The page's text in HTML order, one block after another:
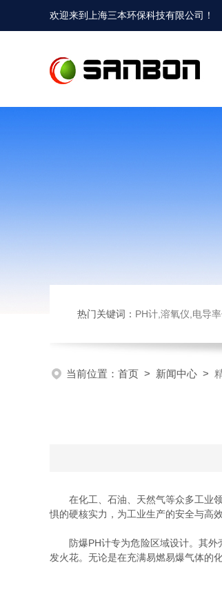
欢迎来到 上海三本环保科技有限公司 ！
热门关键词： PH计,溶氧仪,电导率仪,余氯分析仪,浊度仪,硅酸
当前位置： 首页 > 新闻中心 >
在化工、石油、天然气等众多工业领
惧的硬核实力，为工业生产的安全与高
防爆PH计专为危险区域设计。其外壳
发火花。无论是在充满易燃易爆气体的